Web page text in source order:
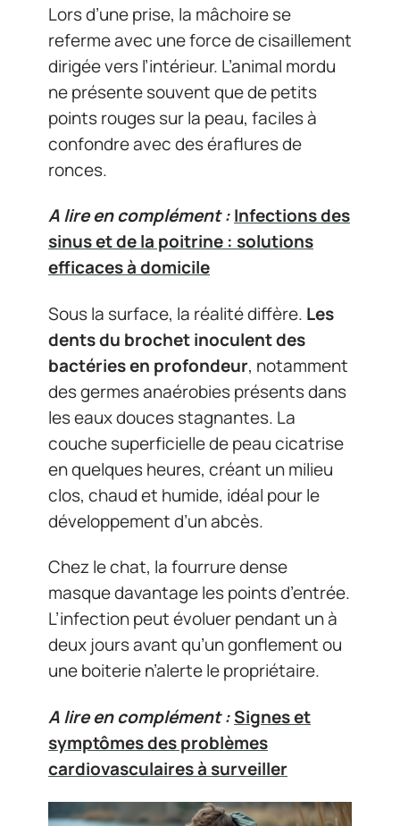
Lors d’une prise, la mâchoire se
referme avec une force de cisaillement
dirigée vers l’intérieur. L’animal mordu
ne présente souvent que de petits
points rouges sur la peau, faciles à
confondre avec des éraflures de
ronces.
A lire en complément :Infections des
sinus et de la poitrine : solutions
efficaces à domicile
Sous la surface, la réalité diffère. Les
dents du brochet inoculent des
bactéries en profondeur, notamment
des germes anaérobies présents dans
les eaux douces stagnantes. La
couche superficielle de peau cicatrise
en quelques heures, créant un milieu
clos, chaud et humide, idéal pour le
développement d’un abcès.
Chez le chat, la fourrure dense
masque davantage les points d’entrée.
L’infection peut évoluer pendant un à
deux jours avant qu’un gonflement ou
une boiterie n’alerte le propriétaire.
A lire en complément :Signes et
symptômes des problèmes
cardiovasculaires à surveiller